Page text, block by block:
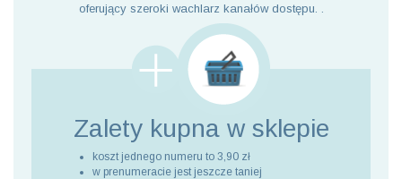
oferujący szeroki wachlarz kanałów dostępu. .
Zalety kupna w sklepie
koszt jednego numeru to 3,90 zł
w prenumeracie jest jeszcze taniej